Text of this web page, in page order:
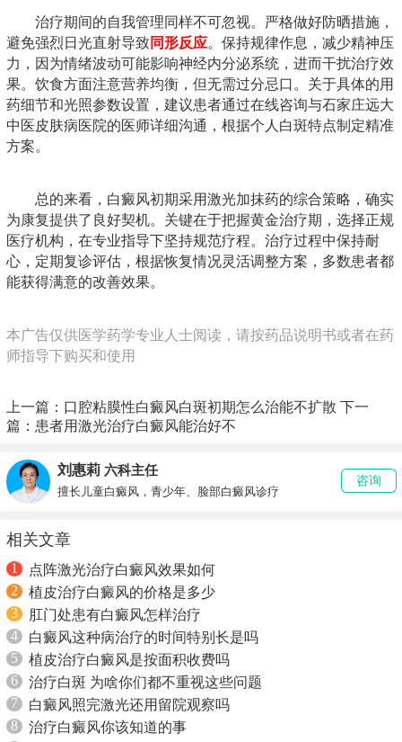
治疗期间的自我管理同样不可忽视。严格做好防晒措施，
避免强烈日光直射导致同形反应。保持规律作息，减少精神压
力，因为情绪波动可能影响神经内分泌系统，进而干扰治疗效
果。饮食方面注意营养均衡，但无需过分忌口。关于具体的用
药细节和光照参数设置，建议患者通过在线咨询与石家庄远大
中医皮肤病医院的医师详细沟通，根据个人白斑特点制定精准
方案。
总的来看，白癜风初期采用激光加抹药的综合策略，确实
为康复提供了良好契机。关键在于把握黄金治疗期，选择正规
医疗机构，在专业指导下坚持规范疗程。治疗过程中保持耐
心，定期复诊评估，根据恢复情况灵活调整方案，多数患者都
能获得满意的改善效果。
本广告仅供医学药学专业人士阅读，请按药品说明书或者在药
师指导下购买和使用
上一篇： 口腔粘膜性白癜风白斑初期怎么治能不扩散 下一
篇： 患者用激光治疗白癜风能治好不
刘惠莉 六科主任
擅长儿童白癜风，青少年、脸部白癜风诊疗
咨询
相关文章
1
点阵激光治疗白癜风效果如何
2
植皮治疗白癜风的价格是多少
3
肛门处患有白癜风怎样治疗
4
白癜风这种病治疗的时间特别长是吗
5
植皮治疗白癜风是按面积收费吗
6
治疗白斑 为啥你们都不重视这些问题
7
白癜风照完激光还用留院观察吗
8
治疗白癜风你该知道的事